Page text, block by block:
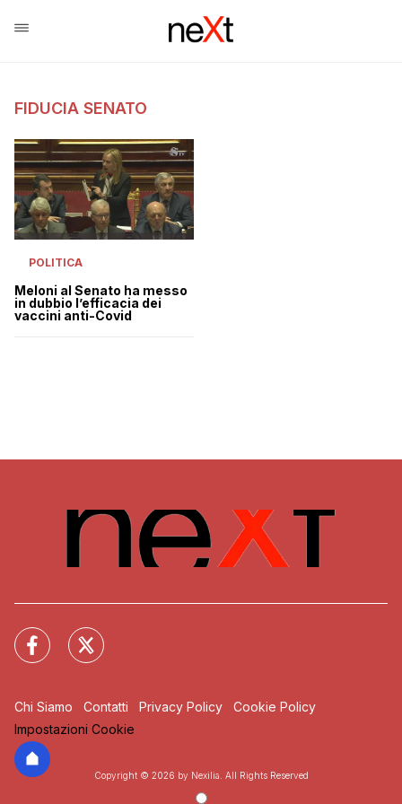
FIDUCIA SENATO
POLITICA
Meloni al Senato ha messo
in dubbio l’efficacia dei
vaccini anti-Covid
Chi Siamo Contatti Privacy Policy
Cookie Policy
Impostazioni Cookie
Copyright © 2026 by Nexilia. All Rights Reserved